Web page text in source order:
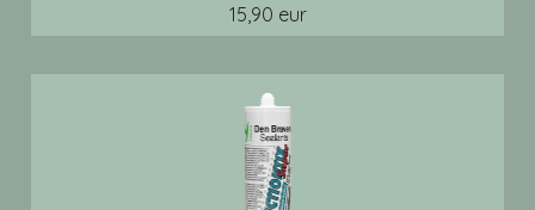
15,90 eur